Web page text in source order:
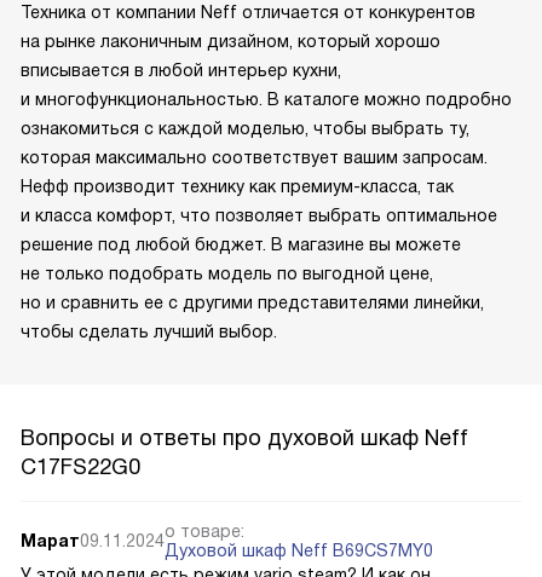
Техника от компании Neff отличается от конкурентов
на рынке лаконичным дизайном, который хорошо
вписывается в любой интерьер кухни,
и многофункциональностью. В каталоге можно подробно
ознакомиться с каждой моделью, чтобы выбрать ту,
которая максимально соответствует вашим запросам.
Нефф производит технику как премиум-класса, так
и класса комфорт, что позволяет выбрать оптимальное
решение под любой бюджет. В магазине вы можете
не только подобрать модель по выгодной цене,
но и сравнить ее с другими представителями линейки,
чтобы сделать лучший выбор.
Вопросы и ответы про духовой шкаф Neff
C17FS22G0
Марат09.11.2024о товаре:
Духовой шкаф Neff B69CS7MY0